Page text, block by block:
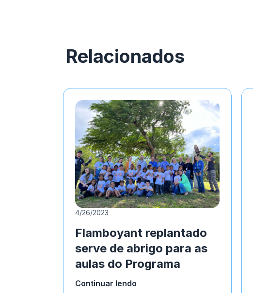
Relacionados
4/26/2023
Flamboyant replantado
serve de abrigo para as
aulas do Programa
Diamante +Educação
Continuar lendo